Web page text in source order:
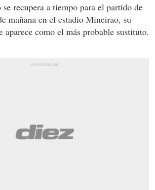
recupera a tiempo para el partido de
mañana en el estadio Mineirao, su
aparece como el más probable sustituto.